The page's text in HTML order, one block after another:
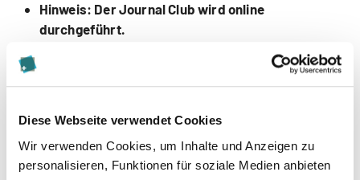
Diese Webseite verwendet Cookies
Wir verwenden Cookies, um Inhalte und Anzeigen zu
personalisieren, Funktionen für soziale Medien anbieten
Hinweis: Der Journal Club wird online
durchgeführt.
Kosten: CHF 50.-, oder Abonnement für 6
Veranstaltungen zu CHF 200.-